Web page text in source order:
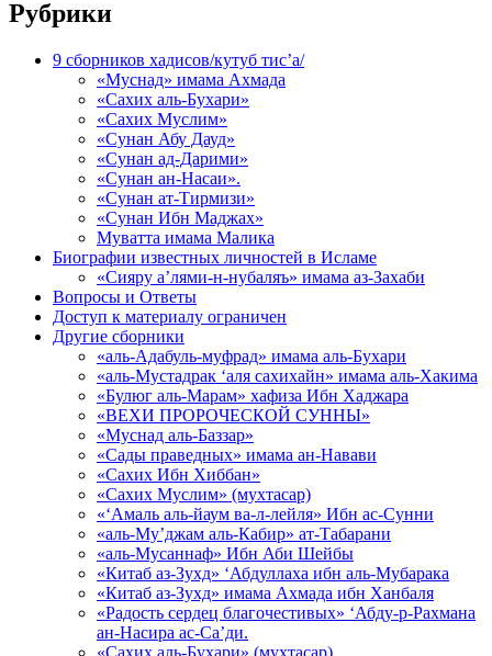
Рубрики
9 сборников хадисов/кутуб тис’а/
«Муснад» имама Ахмада
«Сахих аль-Бухари»
«Сахих Муслим»
«Сунан Абу Дауд»
«Сунан ад-Дарими»
«Сунан ан-Насаи».
«Сунан ат-Тирмизи»
«Сунан Ибн Маджах»
Муватта имама Малика
Биографии известных личностей в Исламе
«Сияру а’лями-н-нубаляъ» имама аз-Захаби
Вопросы и Ответы
Доступ к материалу ограничен
Другие сборники
«аль-Адабуль-муфрад» имама аль-Бухари
«аль-Мустадрак ‘аля сахихайн» имама аль-Хакима
«Булюг аль-Марам» хафиза Ибн Хаджара
«ВЕХИ ПРОРОЧЕСКОЙ СУННЫ»
«Муснад аль-Баззар»
«Сады праведных» имама ан-Навави
«Сахих Ибн Хиббан»
«Сахих Муслим» (мухтасар)
«‘Амаль аль-йаум ва-л-лейля» Ибн ас-Сунни
«аль-Му’джам аль-Кабир» ат-Табарани
«аль-Мусаннаф» Ибн Аби Шейбы
«Китаб аз-Зухд» ‘Абдуллаха ибн аль-Мубарака
«Китаб аз-Зухд» имама Ахмада ибн Ханбаля
«Радость сердец благочестивых» ‘Абду-р-Рахмана
ан-Насира ас-Са’ди.
«Сахих аль-Бухари» (мухтасар)